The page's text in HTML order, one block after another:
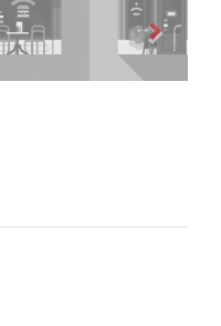
Next